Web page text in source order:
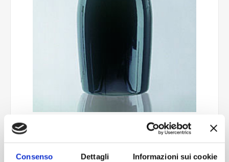
Consenso Dettagli Informazioni sui cookie
Collio 3000 ml